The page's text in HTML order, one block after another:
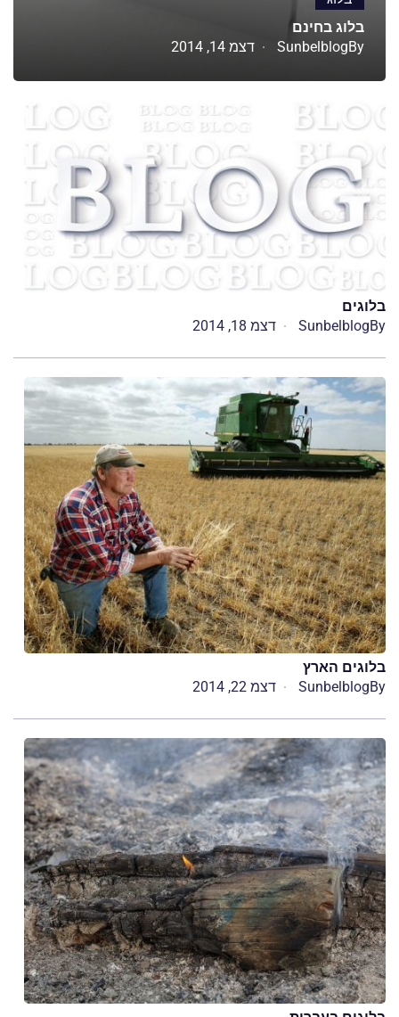
בלוג בחינם
By
Sunbelblog דצמ 14, 2014
בלוגים
By
Sunbelblog דצמ 18, 2014
בלוגים הארץ
By
Sunbelblog דצמ 22, 2014